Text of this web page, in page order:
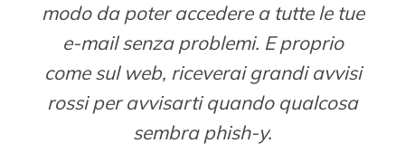
modo da poter accedere a tutte le tue
e-mail senza problemi. E proprio
come sul web, riceverai grandi avvisi
rossi per avvisarti quando qualcosa
sembra phish-y.